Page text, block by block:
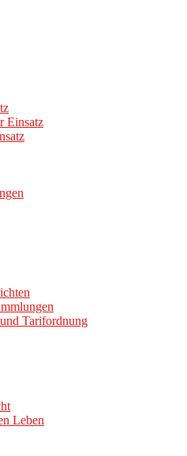
Einsatz
Tarifordnung
Leben